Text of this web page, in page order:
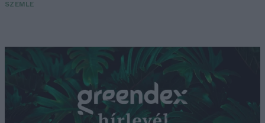
SZEMLE